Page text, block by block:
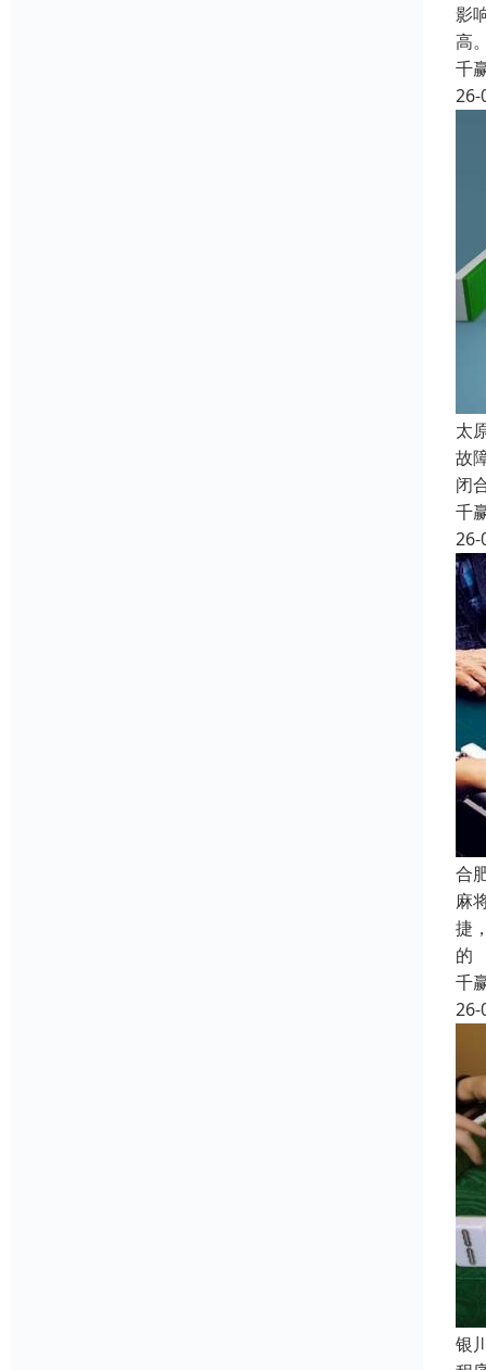
影
高
千
26-
太
故
闭
千
26-
合
麻
捷
的
千
26-
银